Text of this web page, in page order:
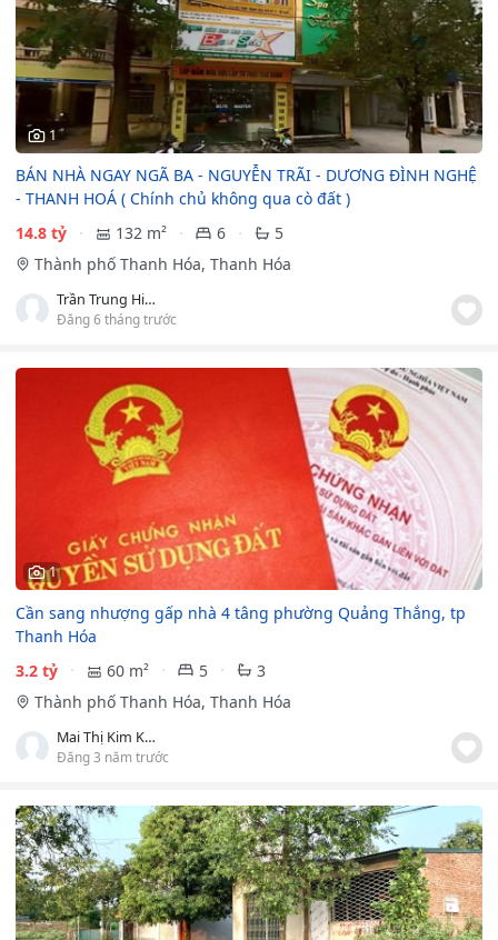
1
BÁN NHÀ NGAY NGÃ BA - NGUYỄN TRÃI - DƯƠNG ĐÌNH NGHỆ
- THANH HOÁ ( Chính chủ không qua cò đất )
14.8 tỷ
132 m² 6
5
Thành phố Thanh Hóa, Thanh Hóa
Trần Trung Hiếu
Đăng 6 tháng trước
1
Cần sang nhượng gấp nhà 4 tâng phường Quảng Thắng, tp
Thanh Hóa
3.2 tỷ
60 m² 5
3
Thành phố Thanh Hóa, Thanh Hóa
Mai Thị Kim Khánh
Đăng 3 năm trước